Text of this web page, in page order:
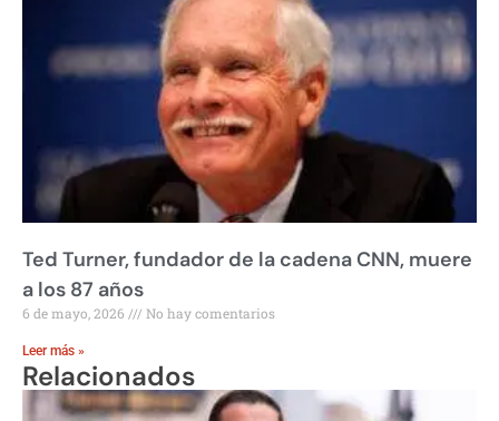
Ted Turner, fundador de la cadena CNN, muere
a los 87 años
6 de mayo, 2026 No hay comentarios
Leer más »
Relacionados